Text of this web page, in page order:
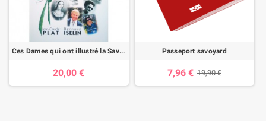
Ces Dames qui ont illustré la Savoie
20,00 €
Passeport savoyard
7,96 € 19,90 €